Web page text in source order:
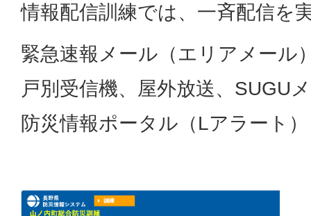
情報配信訓練では、一斉配信を
緊急速報メール（エリアメール
戸別受信機、屋外放送、SUGU
防災情報ポータル（Lアラート）